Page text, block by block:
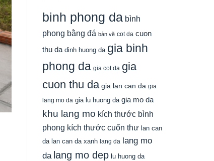
binh phong da bình
phong bằng đá bản vẽ cot da cuon
thu da dinh huong da gia binh
phong da gia cot da gia
cuon thu da gia lan can da gia
lang mo da gia lu huong da gia mo da
khu lang mo kích thước bình
phong kích thước cuốn thư lan can
da lan can da xanh lang da lang mo
da lang mo dep lu huong da